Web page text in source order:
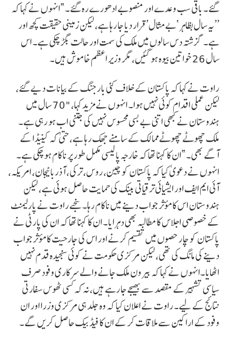
گئے۔ باقی سب وعدے اور منصوبے ادھورے رہ گئے۔”انہوں نے کہا کہ
’’یہ سال بظاہر ‘بے مثال’ قرار دیا جا رہا ہے، لیکن زمینی حقیقت کچھ اور
ہے۔ گزشتہ دس سالوں میں ملک کی سمت اور حالت بگڑ چکی ہے۔ اس
سال 26 خواتین بیوہ ہو گئیں، مگر وزیر اعظم خاموش ہیں۔
راوت نے کہا کہ پاکستان کے خلاف کئی بار جنگ کے بیانات دیے گئے،
لیکن عملی اقدام کوئی نہیں ہوا۔ انہوں نے مزید کہا، "70 سال میں
ہندوستان نے کبھی اتنی بے بسی محسوس نہیں کی جتنی اب ہو رہی ہے۔
ملک چھوٹے چھوٹے ممالک کے سامنے جھک رہا ہے، حتیٰ کہ کینیڈا کے
آگے بھی۔”ان کا کہنا تھا کہ خارجہ پالیسی مکمل طور پر ناکام ہو چکی ہے۔
انہوں نے دعویٰ کیا کہ پاکستان کو چین، روس، ترکی، آذربائیجان، امریکہ،
آئی ایم ایف اور ایشیائی ترقیاتی بینک کی حمایت حاصل ہوئی ہے، لیکن
ہندوستان اس کا مؤثر جواب دینے میں ناکام رہا۔سنجے راوت نے پارلیمنٹ
کے خصوصی اجلاس کا مطالبہ بھی دہرایا۔ ان کا کہنا تھا کہ ان کی پارٹی نے
پاکستان کو چار حصوں میں تقسیم کرنے اور اس کی جارحیت کا مؤثر جواب
دینے کی مانگ کی تھی، لیکن مرکزی حکومت نے کوئی سنجیدہ قدم نہیں
اٹھایا۔انہوں نے کہا کہ بیرون ملک جانے والے سرکاری وفود صرف
سیاسی تشہیر کے مقصد سے بھیجے جا رہے ہیں، نہ کہ کسی ٹھوس سفارتی
نتائج کے لیے۔ راوت نے اعلان کیا کہ وہ جلد ہی مرکزی وزرا اور ان
وفود کے اراکین سے ملاقات کر کے ان کا فیڈ بیک حاصل کریں گے۔